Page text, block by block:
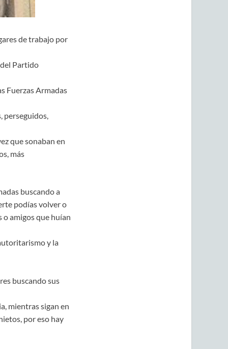
de trabajo por
Partido
Fuerzas Armadas
perseguidos,
que sonaban en
más
buscando a
podías volver o
o amigos que huían
y la
buscando sus
mientras sigan en
por eso hay